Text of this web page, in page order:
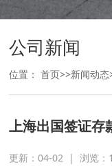
公司新闻
位置：首页>>新闻动态
上海出国签证存
更新：04-02 |浏览：